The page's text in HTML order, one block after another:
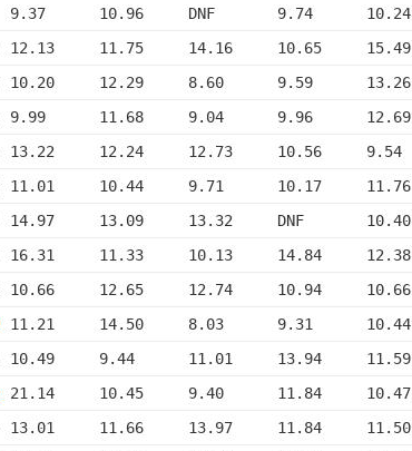
9.37      10.96     DNF       9.74      10.24
12.13     11.75     14.16     10.65     15.49
10.20     12.29     8.60      9.59      13.26
9.99      11.68     9.04      9.96      12.69
13.22     12.24     12.73     10.56     9.54
11.01     10.44     9.71      10.17     11.76
14.97     13.09     13.32     DNF       10.40
16.31     11.33     10.13     14.84     12.38
10.66     12.65     12.74     10.94     10.66
11.21     14.50     8.03      9.31      10.44
10.49     9.44      11.01     13.94     11.59
21.14     10.45     9.40      11.84     10.47
13.01     11.66     13.97     11.84     11.50